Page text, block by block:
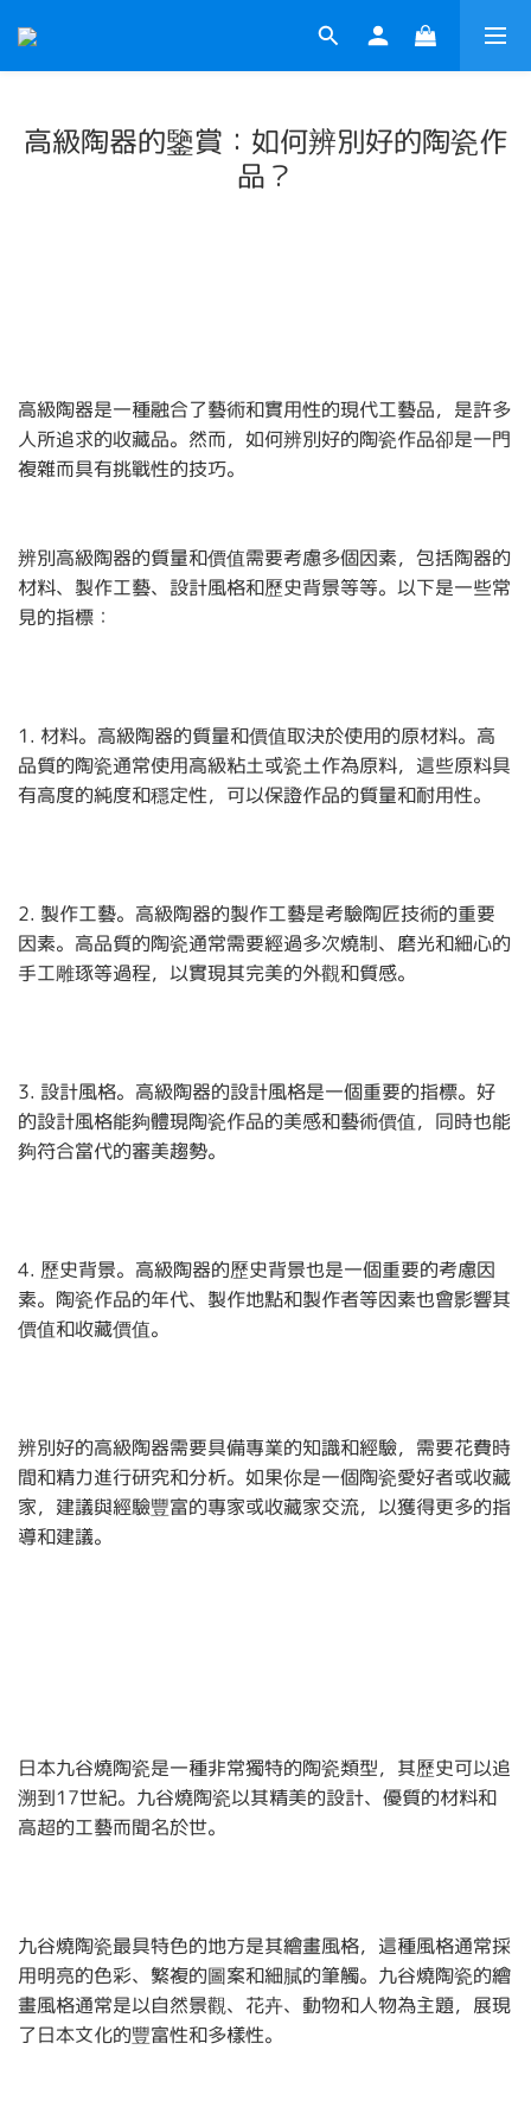
高級陶器的鑒賞：如何辨別好的陶瓷作
品？
高級陶器是一種融合了藝術和實用性的現代工藝品，是許多
人所追求的收藏品。然而，如何辨別好的陶瓷作品卻是一門
複雜而具有挑戰性的技巧。
辨別高級陶器的質量和價值需要考慮多個因素，包括陶器的
材料、製作工藝、設計風格和歷史背景等等。以下是一些常
見的指標：
1. 材料。高級陶器的質量和價值取決於使用的原材料。高
品質的陶瓷通常使用高級粘土或瓷土作為原料，這些原料具
有高度的純度和穩定性，可以保證作品的質量和耐用性。
2. 製作工藝。高級陶器的製作工藝是考驗陶匠技術的重要
因素。高品質的陶瓷通常需要經過多次燒制、磨光和細心的
手工雕琢等過程，以實現其完美的外觀和質感。
3. 設計風格。高級陶器的設計風格是一個重要的指標。好
的設計風格能夠體現陶瓷作品的美感和藝術價值，同時也能
夠符合當代的審美趨勢。
4. 歷史背景。高級陶器的歷史背景也是一個重要的考慮因
素。陶瓷作品的年代、製作地點和製作者等因素也會影響其
價值和收藏價值。
辨別好的高級陶器需要具備專業的知識和經驗，需要花費時
間和精力進行研究和分析。如果你是一個陶瓷愛好者或收藏
家，建議與經驗豐富的專家或收藏家交流，以獲得更多的指
導和建議。
日本九谷燒陶瓷是一種非常獨特的陶瓷類型，其歷史可以追
溯到17世紀。九谷燒陶瓷以其精美的設計、優質的材料和
高超的工藝而聞名於世。
九谷燒陶瓷最具特色的地方是其繪畫風格，這種風格通常採
用明亮的色彩、繁複的圖案和細膩的筆觸。九谷燒陶瓷的繪
畫風格通常是以自然景觀、花卉、動物和人物為主題，展現
了日本文化的豐富性和多樣性。